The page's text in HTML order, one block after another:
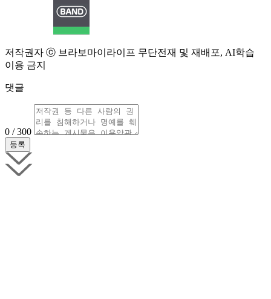
저작권자 ⓒ 브라보마이라이프 무단전재 및 재배포, AI학습
이용 금지
댓글
0 / 300